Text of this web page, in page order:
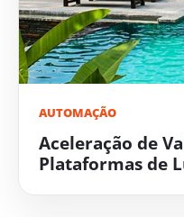
AUTOMAÇÃO
Aceleração de
Plataformas de